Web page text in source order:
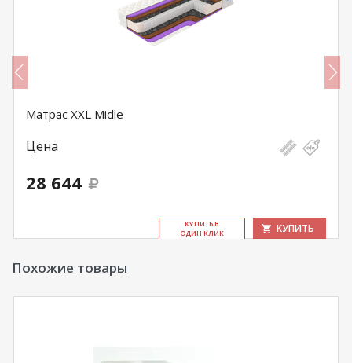
Матрас XXL Midle
Цена
28 644
КУ­ПИТЬ В
ОДИН КЛИК
КУПИТЬ
Похожие товары